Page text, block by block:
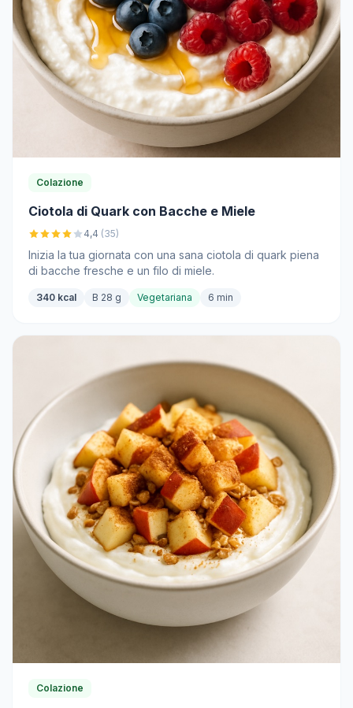
Colazione
Ciotola di Quark con Bacche e Miele
4,4 (35)
Inizia la tua giornata con una sana ciotola di quark piena
di bacche fresche e un filo di miele.
340 kcal B 28 g Vegetariana 6 min
Colazione